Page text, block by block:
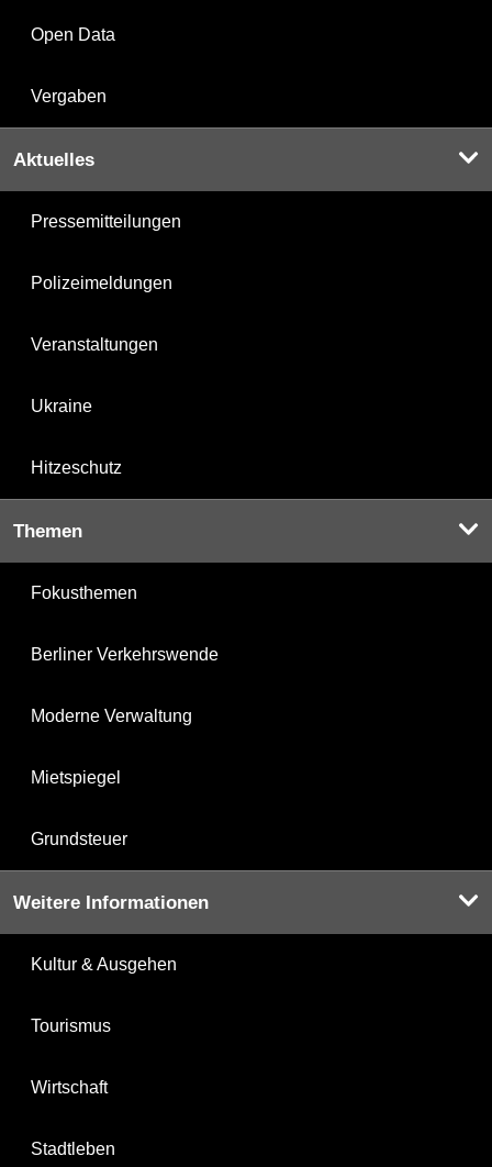
Open Data
Vergaben
Aktuelles
Pressemitteilungen
Polizeimeldungen
Veranstaltungen
Ukraine
Hitzeschutz
Themen
Fokusthemen
Berliner Verkehrswende
Moderne Verwaltung
Mietspiegel
Grundsteuer
Weitere Informationen
Kultur & Ausgehen
Tourismus
Wirtschaft
Stadtleben